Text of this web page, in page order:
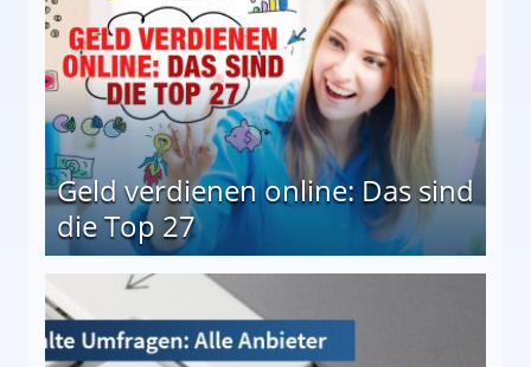
Geld verdienen online: Das sind
die Top 27